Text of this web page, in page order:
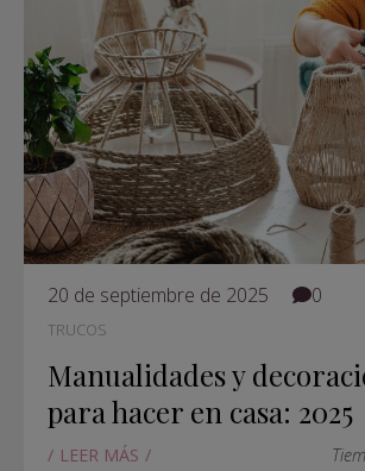
20 de septiembre de 2025 0
TRUCOS
Manualidades y
para hacer en casa: 2025
LEER MÁS